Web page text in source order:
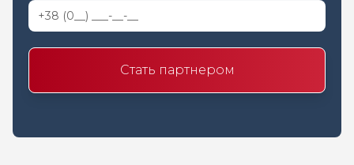
Стать партнером